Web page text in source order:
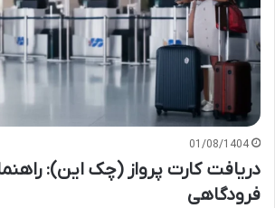
01/08/1404
دریافت کارت پرواز (چک این):
فرودگاهی